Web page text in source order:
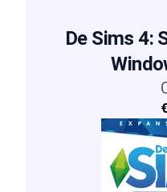
De Sims 4: